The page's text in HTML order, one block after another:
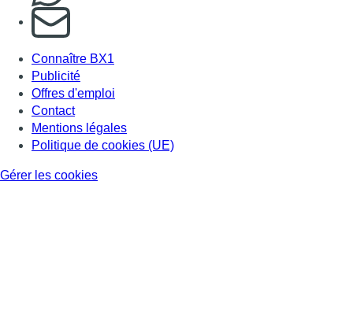
S'abonner à notre newsletter
Connaître BX1
Publicité
Offres d'emploi
Contact
Mentions légales
Politique de cookies (UE)
Gérer les cookies